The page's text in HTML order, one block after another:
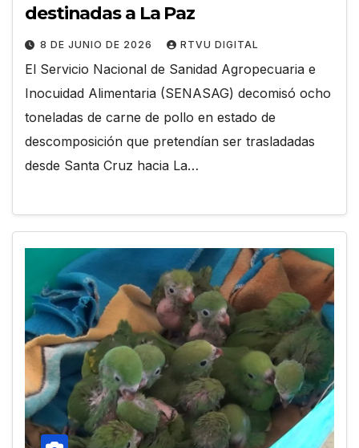
destinadas a La Paz
8 DE JUNIO DE 2026 RTVU DIGITAL
El Servicio Nacional de Sanidad Agropecuaria e
Inocuidad Alimentaria (SENASAG) decomisó ocho
toneladas de carne de pollo en estado de
descomposición que pretendían ser trasladadas
desde Santa Cruz hacia La…